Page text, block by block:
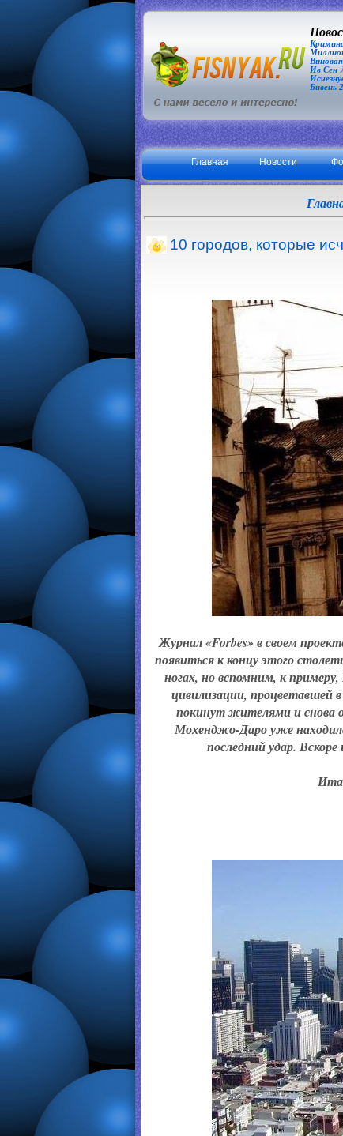
Ив Сен-
Бивень
Главная Новости
10 городов, которые
Журнал «Forbes» в своем
появиться к концу этого
ногах, но вспомним, к
цивилизации, процветавшей
покинут жителями и снова
Мохенджо-Даро уже
последний удар.